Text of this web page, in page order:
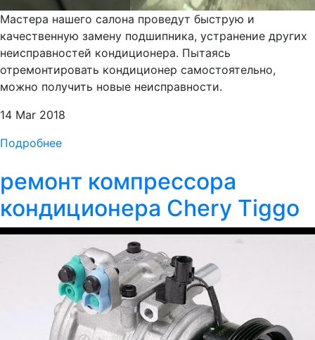
Мастера нашего салона проведут быструю и
качественную замену подшипника, устранение других
неисправностей кондиционера. Пытаясь
отремонтировать кондиционер самостоятельно,
можно получить новые неисправности.
14 Mar 2018
Подробнее
ремонт компрессора
кондиционера Chery Tiggo